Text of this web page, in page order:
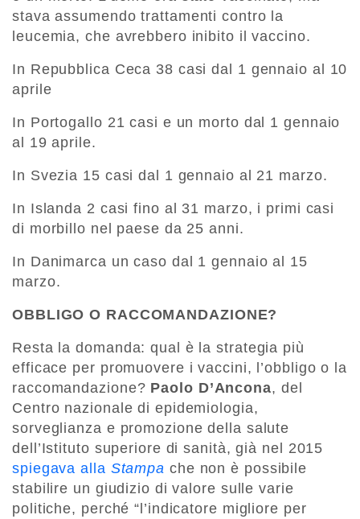
stava assumendo trattamenti contro la
leucemia, che avrebbero inibito il vaccino.
In Repubblica Ceca 38 casi dal 1 gennaio al 10
aprile
In Portogallo 21 casi e un morto dal 1 gennaio
al 19 aprile.
In Svezia 15 casi dal 1 gennaio al 21 marzo.
In Islanda 2 casi fino al 31 marzo, i primi casi
di morbillo nel paese da 25 anni.
In Danimarca un caso dal 1 gennaio al 15
marzo.
OBBLIGO O RACCOMANDAZIONE?
Resta la domanda: qual è la strategia più
efficace per promuovere i vaccini, l’obbligo o la
raccomandazione? Paolo D’Ancona, del
Centro nazionale di epidemiologia,
sorveglianza e promozione della salute
dell’Istituto superiore di sanità, già nel 2015
spiegava alla Stampa che non è possibile
stabilire un giudizio di valore sulle varie
politiche, perché “l’indicatore migliore per